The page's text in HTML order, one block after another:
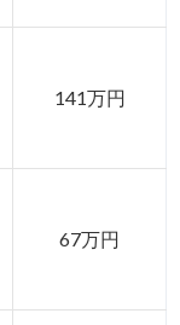
141万円
67万円